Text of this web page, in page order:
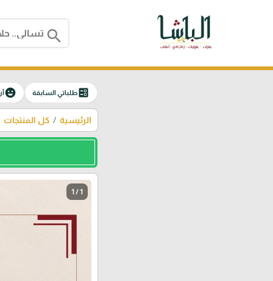
search
ballotطلباتي السابقة emoji_emotions
الرئيسية كل المنتجات
1 / 1